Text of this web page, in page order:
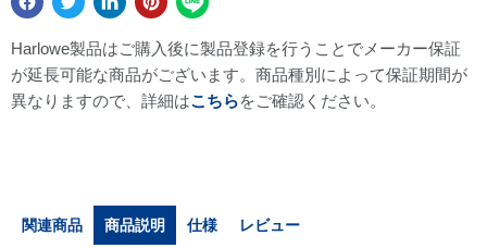
Harlowe製品はご購入後に製品登録を行うことでメーカー保証
が延長可能な商品がございます。商品種別によって保証期間が
異なりますので、詳細はこちらをご確認ください。
関連商品 商品説明 仕様 レビュー